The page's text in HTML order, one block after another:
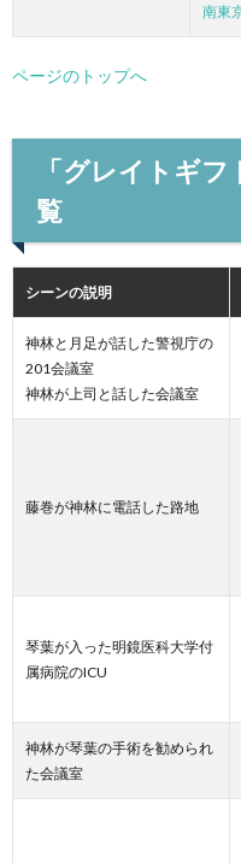
南東
ページのトップへ
「グレイトギ
覧
シーンの説明
神林と月足が話した警視庁の
201会議室
神林が上司と話した会議室
藤巻が神林に電話した路地
琴葉が入った明鏡医科大学付
属病院のICU
神林が琴葉の手術を勧められ
た会議室